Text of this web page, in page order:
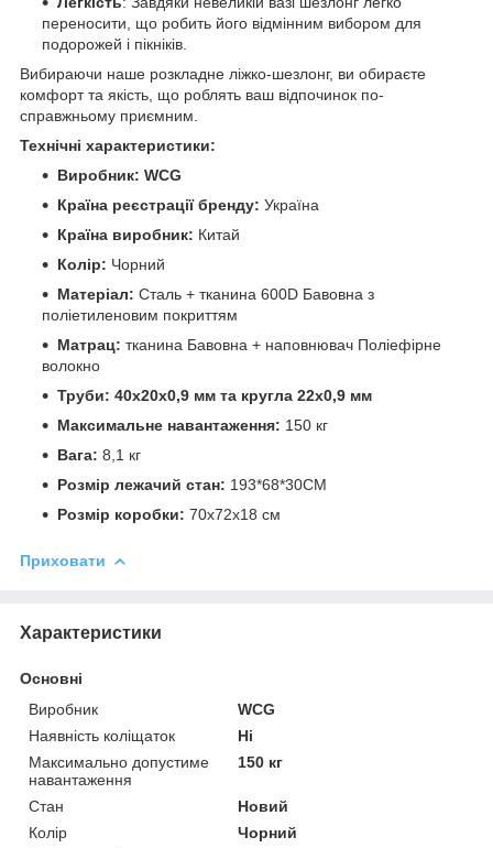
переносити, що робить його відмінним вибором для
подорожей і пікніків.
Вибираючи наше розкладне ліжко-шезлонг, ви обираєте
комфорт та якість, що роблять ваш відпочинок по-
справжньому приємним.
Технічні характеристики:
Виробник: WCG
Країна реєстрації бренду: Україна
Країна виробник: Китай
Колір: Чорний
Матеріал: Сталь + тканина 600D Бавовна з
поліетиленовим покриттям
Матрац: тканина Бавовна + наповнювач Поліефірне
волокно
Труби: 40х20х0,9 мм та кругла 22х0,9 мм
Максимальне навантаження: 150 кг
Вага: 8,1 кг
Розмір лежачий стан: 193*68*30CM
Розмір коробки: 70х72х18 см
Приховати
Характеристики
Основні
Виробник
WCG
Наявність коліщаток
Ні
Максимально допустиме
навантаження
150 кг
Стан
Новий
Колір
Чорний